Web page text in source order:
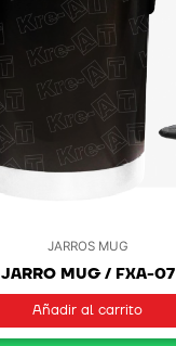
JARROS MUG
JARRO MUG / FXA-07
Añadir al carrito